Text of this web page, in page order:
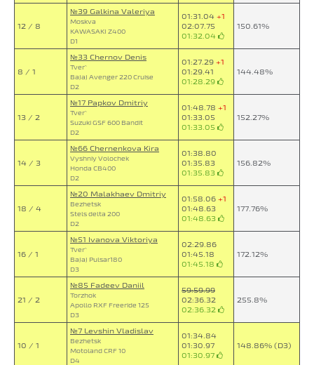
12 / 8
№39 Galkina Valeriya
Moskva
KAWASAKI Z400
D1
01:31.04 +1
02:07.75
01:32.04
150.61%
8 / 1
№33 Chernov Denis
Tver`
Bajaj Avenger 220 Cruise
D2
01:27.29 +1
01:29.41
01:28.29
144.48%
13 / 2
№17 Papkov Dmitriy
Tver`
Suzuki GSF 600 Bandit
D2
01:48.78 +1
01:33.05
01:33.05
152.27%
14 / 3
№66 Chernenkova Kira
Vyshniy Volochek
Honda CB400
D2
01:38.80
01:35.83
01:35.83
156.82%
18 / 4
№20 Malakhaev Dmitriy
Bezhetsk
Stels delta 200
D2
01:58.06 +1
01:48.63
01:48.63
177.76%
16 / 1
№51 Ivanova Viktoriya
Tver`
Bajaj Pulsar180
D3
02:29.86
01:45.18
01:45.18
172.12%
21 / 2
№85 Fadeev Daniil
Torzhok
Apollo RXF Freeride 125
D3
59:59.99
02:36.32
02:36.32
255.8%
10 / 1
№7 Levshin Vladislav
Bezhetsk
Motoland CRF 10
D4
01:34.84
01:30.97
01:30.97
148.86% (D3)